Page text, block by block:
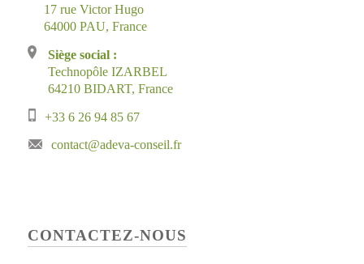
17 rue Victor Hugo
64000 PAU, France
Siège social :
Technopôle IZARBEL
64210 BIDART, France
+33 6 26 94 85 67
contact@adeva-conseil.fr
CONTACTEZ-NOUS